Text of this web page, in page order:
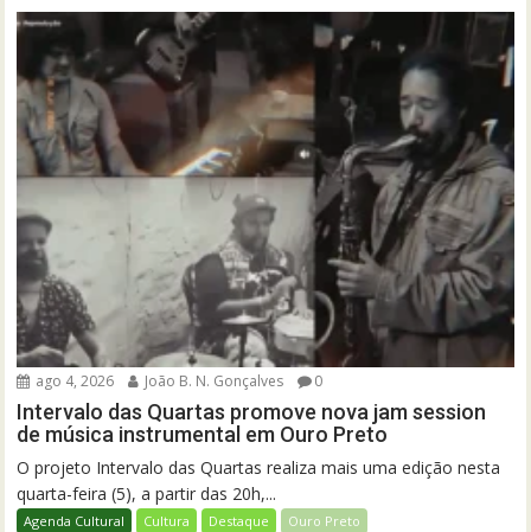
ago 4, 2026 João B. N. Gonçalves 0
Intervalo das Quartas promove nova jam session
de música instrumental em Ouro Preto
O projeto Intervalo das Quartas realiza mais uma edição nesta
quarta-feira (5), a partir das 20h,...
Agenda Cultural Cultura Destaque Ouro Preto